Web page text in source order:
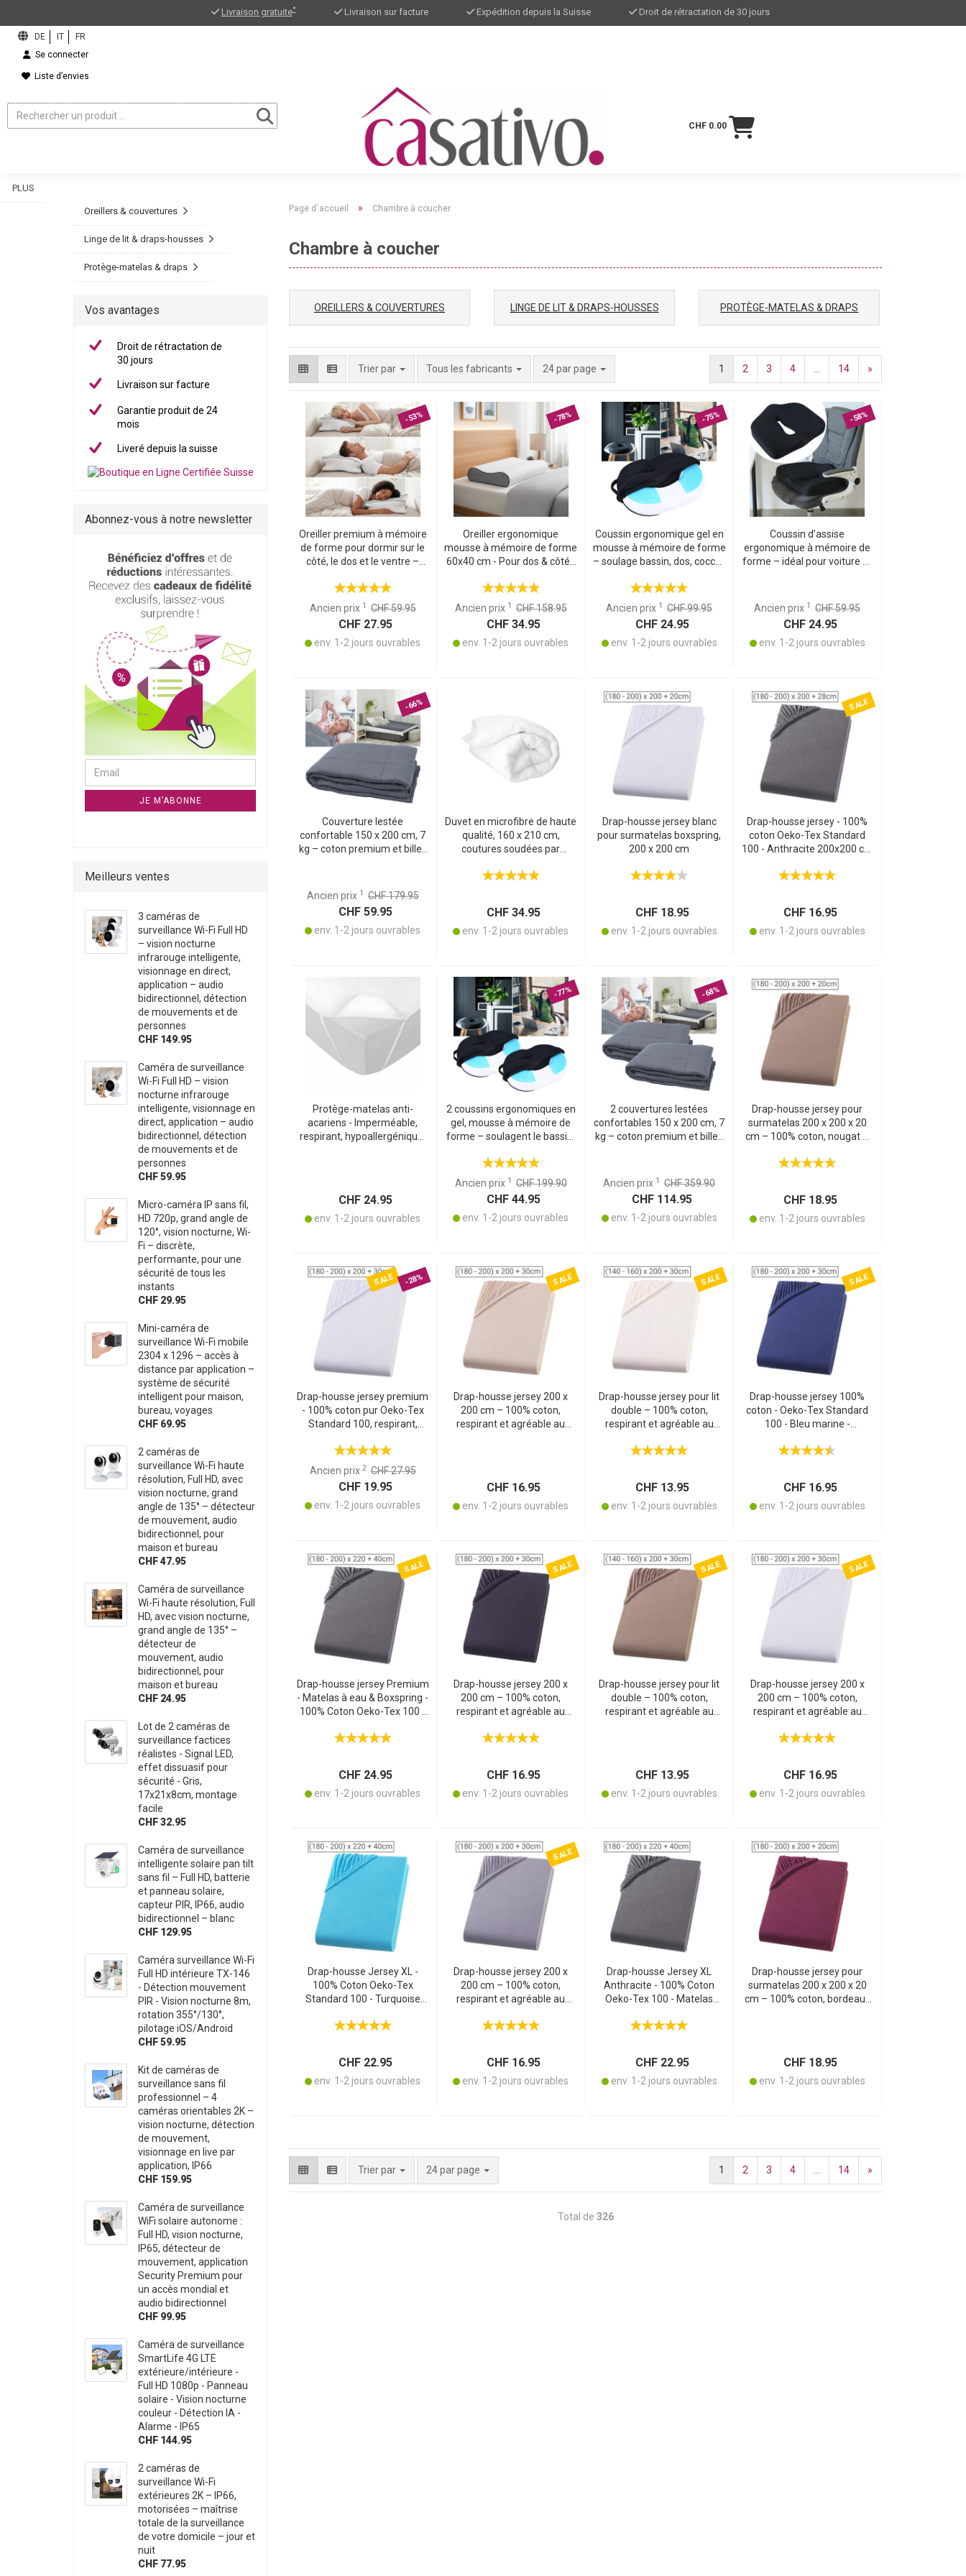
Livraison gratuite* Livraison sur facture Expédition depuis la Suisse Droit de rétractation de 30 jours
Se connecter
Liste d’envies
CHF 0.00
PLUS
Page d`accueil » Chambre à coucher
Chambre à coucher
OREILLERS & COUVERTURES LINGE DE LIT & DRAPS-HOUSSES PROTÈGE-MATELAS & DRAPS
Trier par Tous les fabricants 24 par page 1 2 3 4 14 »
-53%
Oreiller premium à mémoire
de forme pour dormir sur le
côté, le dos et le ventre –
housse lavable – sommeil de
qualité
Ancien prix 1 CHF 59.95
CHF 27.95
env. 1-2 jours ouvrables
-78%
Oreiller ergonomique
mousse à mémoire de forme
60x40 cm - Pour dos & côtés
Soutien nuque & anti-
tensions - Hypoallergénique
Ancien prix 1 CHF 158.95
CHF 34.95
env. 1-2 jours ouvrables
-75%
Coussin ergonomique gel en
mousse à mémoire de forme
– soulage bassin, dos, coccyx
chaise de bureau, fauteuil
roulant
Ancien prix 1 CHF 99.95
CHF 24.95
env. 1-2 jours ouvrables
-58%
Coussin d’assise
ergonomique à mémoire de
forme – idéal pour voiture et
prolongée – coussin
lombaire
Ancien prix 1 CHF 59.95
CHF 24.95
env. 1-2 jours ouvrables
-66%
Couverture lestée
confortable 150 x 200 cm, 7
kg – coton premium et billes
qualité, réduction du stress
Ancien prix 1 CHF 179.95
CHF 59.95
env. 1-2 jours ouvrables
Duvet en microfibre de haute
qualité, 160 x 210 cm,
coutures soudées par
avec coutures résistantes
CHF 34.95
env. 1-2 jours ouvrables
Drap-housse jersey blanc
pour surmatelas boxspring,
200 x 200 cm
CHF 18.95
env. 1-2 jours ouvrables
SALE
Drap-housse jersey - 100%
coton Oeko-Tex Standard
100 - Anthracite 200x200 cm
60°C - Sans repassage
CHF 16.95
env. 1-2 jours ouvrables
Protège-matelas anti-
acariens - Imperméable,
respirant, hypoallergénique,
CHF 24.95
env. 1-2 jours ouvrables
-77%
2 coussins ergonomiques en
gel, mousse à mémoire de
forme – soulagent le bassin,
chaise, fauteuil de bureau ou
voiture
Ancien prix 1 CHF 199.90
CHF 44.95
env. 1-2 jours ouvrables
-68%
2 couvertures lestées
confortables 150 x 200 cm, 7
kg – coton premium et billes
qualité, réduction du stress
Ancien prix 1 CHF 359.90
CHF 114.95
env. 1-2 jours ouvrables
Drap-housse jersey pour
surmatelas 200 x 200 x 20
cm – 100% coton, nougat –
respirant, sans repassage,
CHF 18.95
env. 1-2 jours ouvrables
SALE -28%
Drap-housse jersey premium
- 100% coton pur Oeko-Tex
Standard 100, respirant,
200x200 cm - Lavable 60°C
Ancien prix 2 CHF 27.95
CHF 19.95
env. 1-2 jours ouvrables
SALE
Drap-housse jersey 200 x
200 cm – 100% coton,
respirant et agréable au
CHF 16.95
env. 1-2 jours ouvrables
SALE
Drap-housse jersey pour lit
double – 100% coton,
respirant et agréable au
100 – écru – 90 x 200 cm,
CHF 13.95
env. 1-2 jours ouvrables
SALE
Drap-housse jersey 100%
coton - Oeko-Tex Standard
100 - Bleu marine -
indéformable - Lavable 60°C
CHF 16.95
env. 1-2 jours ouvrables
SALE
Drap-housse jersey Premium
- Matelas à eau & Boxspring -
100% Coton Oeko-Tex 100 -
Bonnet 40cm - Doux &
CHF 24.95
env. 1-2 jours ouvrables
SALE
Drap-housse jersey 200 x
200 cm – 100% coton,
respirant et agréable au
100 – noir, sans repassage,
CHF 16.95
env. 1-2 jours ouvrables
SALE
Drap-housse jersey pour lit
double – 100% coton,
respirant et agréable au
CHF 13.95
env. 1-2 jours ouvrables
SALE
Drap-housse jersey 200 x
200 cm – 100% coton,
respirant et agréable au
100 – blanc, sans repassage,
CHF 16.95
env. 1-2 jours ouvrables
Drap-housse Jersey XL -
100% Coton Oeko-Tex
Standard 100 - Turquoise
Respirant, Lavable 60°C
CHF 22.95
env. 1-2 jours ouvrables
SALE
Drap-housse jersey 200 x
200 cm – 100% coton,
respirant et agréable au
100 – gris, sans repassage,
CHF 16.95
env. 1-2 jours ouvrables
Drap-housse Jersey XL
Anthracite - 100% Coton
Oeko-Tex 100 - Matelas
Respirant, Indéformable,
CHF 22.95
env. 1-2 jours ouvrables
Drap-housse jersey pour
surmatelas 200 x 200 x 20
cm – 100% coton, bordeaux
CHF 18.95
env. 1-2 jours ouvrables
Trier par 24 par page 1 2 3 4 14 »
Total de 326
Oreillers & couvertures
Linge de lit & draps-housses
Protège-matelas & draps
Vos avantages
Droit de rétractation de
30 jours
Livraison sur facture
Garantie produit de 24
mois
Liveré depuis la suisse
Abonnez-vous à notre newsletter
CONTINUER À LA NEWSLETTER PAGE D`ABONNEMENT
JE M’ABONNE
Meilleurs ventes
3 caméras de
surveillance Wi-Fi Full HD
– vision nocturne
infrarouge intelligente,
visionnage en direct,
application – audio
bidirectionnel, détection
de mouvements et de
personnes
CHF 149.95
Caméra de surveillance
Wi-Fi Full HD – vision
nocturne infrarouge
intelligente, visionnage en
direct, application – audio
bidirectionnel, détection
de mouvements et de
personnes
CHF 59.95
Micro-caméra IP sans fil,
HD 720p, grand angle de
120°, vision nocturne, Wi-
Fi – discrète,
performante, pour une
sécurité de tous les
instants
CHF 29.95
Mini-caméra de
surveillance Wi-Fi mobile
2304 x 1296 – accès à
distance par application –
système de sécurité
intelligent pour maison,
bureau, voyages
CHF 69.95
2 caméras de
surveillance Wi-Fi haute
résolution, Full HD, avec
vision nocturne, grand
angle de 135° – détecteur
de mouvement, audio
bidirectionnel, pour
maison et bureau
CHF 47.95
Caméra de surveillance
Wi-Fi haute résolution, Full
HD, avec vision nocturne,
grand angle de 135° –
détecteur de
mouvement, audio
bidirectionnel, pour
maison et bureau
CHF 24.95
Lot de 2 caméras de
surveillance factices
réalistes - Signal LED,
effet dissuasif pour
sécurité - Gris,
17x21x8cm, montage
facile
CHF 32.95
Caméra de surveillance
intelligente solaire pan tilt
sans fil – Full HD, batterie
et panneau solaire,
capteur PIR, IP66, audio
bidirectionnel – blanc
CHF 129.95
Caméra surveillance Wi-Fi
Full HD intérieure TX-146
- Détection mouvement
PIR - Vision nocturne 8m,
rotation 355°/130°,
pilotage iOS/Android
CHF 59.95
Kit de caméras de
surveillance sans fil
professionnel – 4
caméras orientables 2K –
vision nocturne, détection
de mouvement,
visionnage en live par
application, IP66
CHF 159.95
Caméra de surveillance
WiFi solaire autonome :
Full HD, vision nocturne,
IP65, détecteur de
mouvement, application
Security Premium pour
un accès mondial et
audio bidirectionnel
CHF 99.95
Caméra de surveillance
SmartLife 4G LTE
extérieure/intérieure -
Full HD 1080p - Panneau
solaire - Vision nocturne
couleur - Détection IA -
Alarme - IP65
CHF 144.95
2 caméras de
surveillance Wi-Fi
extérieures 2K – IP66,
motorisées – maîtrise
totale de la surveillance
de votre domicile – jour et
nuit
CHF 77.95